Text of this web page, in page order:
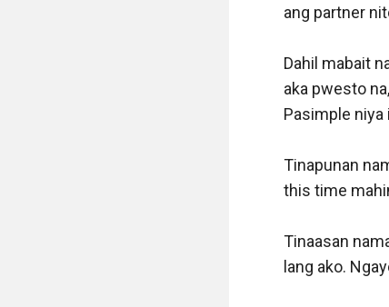
ang partner
Dahil mabait
aka pwesto
Pasimple niya
Tinapunan
this time
Tinaasan
lang ako.